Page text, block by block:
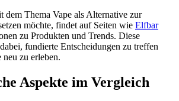
dem Thema Vape als Alternative zur
möchte, findet auf Seiten wie Elfbar
zu Produkten und Trends. Diese
fundierte Entscheidungen zu treffen
neu zu erleben.
Aspekte im Vergleich